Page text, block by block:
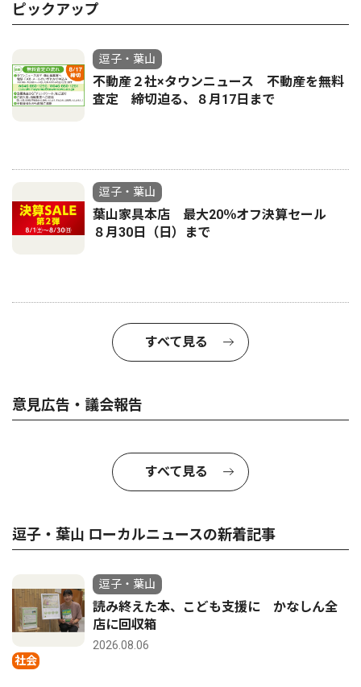
ピックアップ
逗子・葉山
不動産２社×タウンニュース 不動産を無料
査定 締切迫る、８月17日まで
逗子・葉山
葉山家具本店 最大20％オフ決算セール
８月30日（日）まで
すべて見る
意見広告・議会報告
すべて見る
逗子・葉山 ローカルニュースの新着記事
社会
逗子・葉山
読み終えた本、こども支援に かなしん全
店に回収箱
2026.08.06